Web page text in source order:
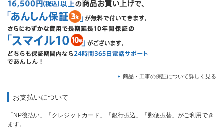
商品・工事の保証について詳しく見る
お支払いについて
「NP後払い」「クレジットカード」「銀行振込」「郵便振替」がご利用でき
ます。